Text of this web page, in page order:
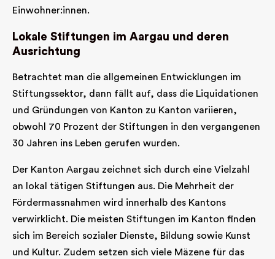
Einwohner:innen.
Lokale Stiftungen im Aargau und deren
Ausrichtung
Betrachtet man die allgemeinen Entwicklungen im
Stiftungssektor, dann fällt auf, dass die Liquidationen
und Gründungen von Kanton zu Kanton variieren,
obwohl 70 Prozent der Stiftungen in den vergangenen
30 Jahren ins Leben gerufen wurden.
Der Kanton Aargau zeichnet sich durch eine Vielzahl
an lokal tätigen Stiftungen aus. Die Mehrheit der
Fördermassnahmen wird innerhalb des Kantons
verwirklicht. Die meisten Stiftungen im Kanton finden
sich im Bereich sozialer Dienste, Bildung sowie Kunst
und Kultur. Zudem setzen sich viele Mäzene für das